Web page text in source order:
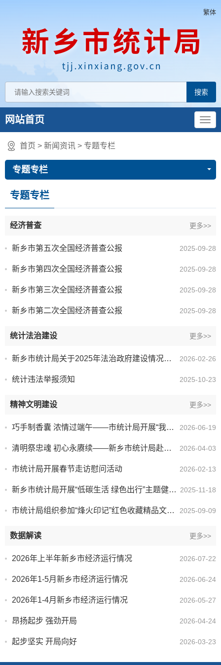
繁体
网站首页
首页 > 新闻资讯 > 专题专栏
专题专栏
专题专栏
经济普查 更多>>
新乡市第五次全国经济普查公报 2025-09-28
新乡市第四次全国经济普查公报 2025-09-28
新乡市第三次全国经济普查公报 2025-09-28
新乡市第二次全国经济普查公报 2025-09-28
统计法治建设 更多>>
新乡市统计局关于2025年法治政府建设情况的报告 2026-02-26
统计违法举报须知 2025-10-23
精神文明建设 更多>>
巧手制香囊 浓情过端午——市统计局开展“我们的节日·端午节”主题活动 2026-06-19
清明祭忠魂 初心永赓续——新乡市统计局赴烈士陵园开展清明祭奠缅怀活动 2026-04-03
市统计局开展春节走访慰问活动 2026-02-13
新乡市统计局开展“低碳生活 绿色出行”主题健步走活动 2025-11-18
市统计局组织参加“烽火印记”红色收藏精品文献宣讲活动 2025-09-09
数据解读 更多>>
2026年上半年新乡市经济运行情况 2026-07-22
2026年1-5月新乡市经济运行情况 2026-06-24
2026年1-4月新乡市经济运行情况 2026-05-27
昂扬起步 强劲开局 2026-04-24
起步坚实 开局向好 2026-03-23